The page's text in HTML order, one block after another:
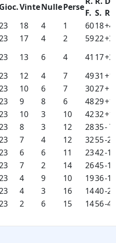
Gioc.VinteNullePerse
F. S.
18 4 1 6018
17 4 2 5922
13 6 4 41 17
12 4 7 4931
10 6 7 3027+ 3
9 8 6 4829
10 3 10 4232
8 3 12 2835- 7
7 4 12 3255-23
6 6 11 2342-19
7 2 14 2645-19
4 9 10 1936-17
4 3 16 1440-26
2 6 15 1456-42